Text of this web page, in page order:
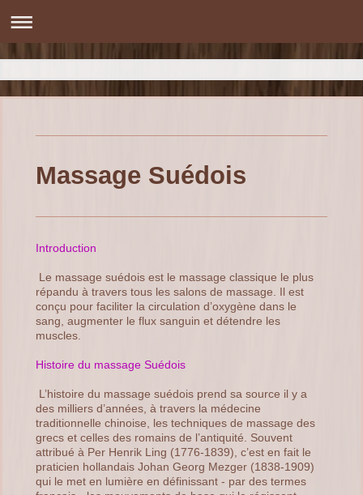
Massage Suédois
Introduction
Le massage suédois est le massage classique le plus
répandu à travers tous les salons de massage. Il est
conçu pour faciliter la circulation d’oxygène dans le
sang, augmenter le flux sanguin et détendre les
muscles.
Histoire du massage Suédois
L’histoire du massage suédois prend sa source il y a
des milliers d’années, à travers la médecine
traditionnelle chinoise, les techniques de massage des
grecs et celles des romains de l’antiquité. Souvent
attribué à Per Henrik Ling (1776-1839), c’est en fait le
praticien hollandais Johan Georg Mezger (1838-1909)
qui le met en lumière en définissant - par des termes